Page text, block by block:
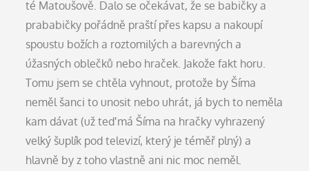
té Matoušově. Dalo se očekávat, že se babičky a
prababičky pořádně praští přes kapsu a nakoupí
spoustu božích a roztomilých a barevných a
úžasných oblečků nebo hraček. Jakože fakt horu.
Tomu jsem se chtěla vyhnout, protože by Šíma
neměl šanci to unosit nebo uhrát, já bych to neměla
kam dávat (už teď má Šíma na hračky vyhrazený
velký šuplík pod televizí, který je téměř plný) a
hlavně by z toho vlastně ani nic moc neměl.